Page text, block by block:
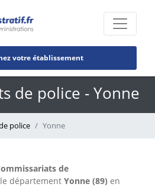
votre établissement
de police - Yonne
police Yonne
de
département Yonne (89) en